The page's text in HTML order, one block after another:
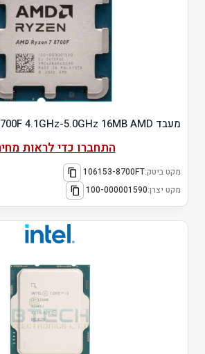
מעבד Ryzen 7 8700F 4.1GHz-5.0GHz 16MB AMD
התחברו כדי לראות
מקט ביטק:106153-8700FT
מקט יצרן:100-000001590